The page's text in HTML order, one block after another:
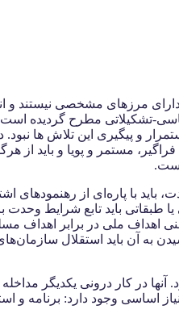
دارای مرزهای مشخصی نیستند و
تشکیلاتی مطرح گردیده است،
و پیگیری این تلاش ها نبود.
مستمر و پویا و باید از
با پاره‌ای از رهنمودهای
باید تابع شرایط وحدت
اهداف ملی در برابر اهداف
به آن باید استقلال
آنها در کار درونی یکدیگر
اساسی وجود دارد: برنامه و